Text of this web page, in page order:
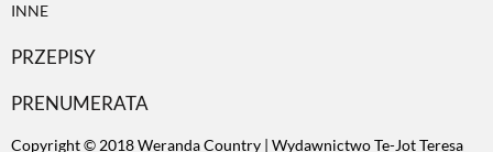
INNE
PRZEPISY
PRENUMERATA
Copyright © 2018 Weranda Country | Wydawnictwo Te-Jot Teresa